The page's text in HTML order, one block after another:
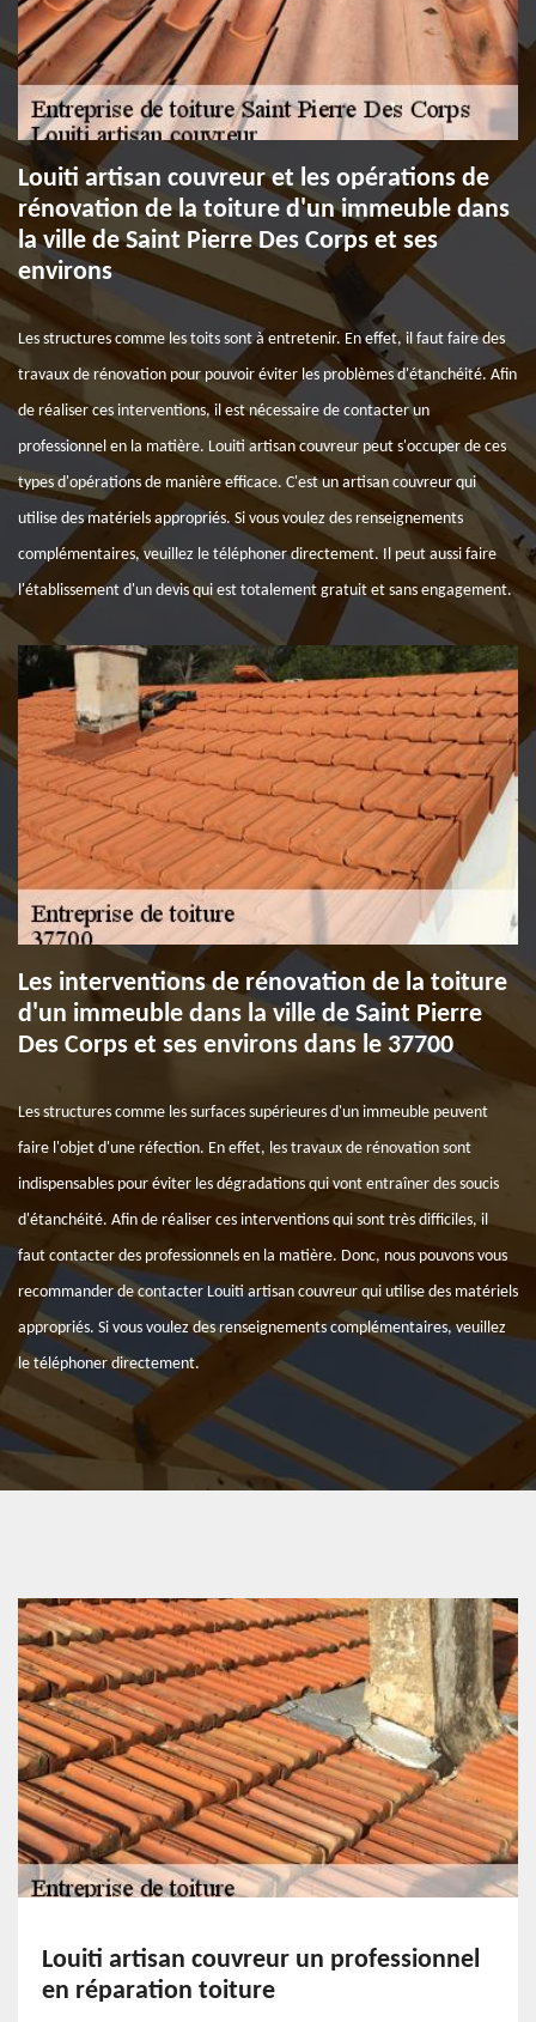
Louiti artisan couvreur et les opérations de
rénovation de la toiture d'un immeuble dans
la ville de Saint Pierre Des Corps et ses
environs
Les structures comme les toits sont à entretenir. En effet, il faut faire des
travaux de rénovation pour pouvoir éviter les problèmes d'étanchéité. Afin
de réaliser ces interventions, il est nécessaire de contacter un
professionnel en la matière. Louiti artisan couvreur peut s'occuper de ces
types d'opérations de manière efficace. C'est un artisan couvreur qui
utilise des matériels appropriés. Si vous voulez des renseignements
complémentaires, veuillez le téléphoner directement. Il peut aussi faire
l'établissement d'un devis qui est totalement gratuit et sans engagement.
Les interventions de rénovation de la toiture
d'un immeuble dans la ville de Saint Pierre
Des Corps et ses environs dans le 37700
Les structures comme les surfaces supérieures d'un immeuble peuvent
faire l'objet d'une réfection. En effet, les travaux de rénovation sont
indispensables pour éviter les dégradations qui vont entraîner des soucis
d'étanchéité. Afin de réaliser ces interventions qui sont très difficiles, il
faut contacter des professionnels en la matière. Donc, nous pouvons vous
recommander de contacter Louiti artisan couvreur qui utilise des matériels
appropriés. Si vous voulez des renseignements complémentaires, veuillez
le téléphoner directement.
Louiti artisan couvreur un professionnel
en réparation toiture